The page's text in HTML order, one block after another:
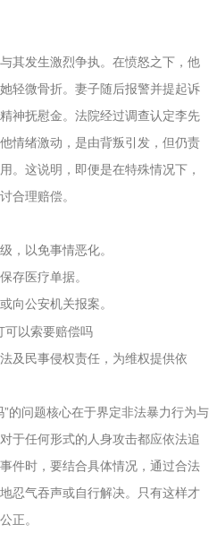
其发生激烈争执。在愤怒之下，他
轻微骨折。妻子随后报警并提起诉
神抚慰金。法院经过调查认定李先
情绪激动，是由背叛引发，但仍责
。这说明，即便是在特殊情况下，
合理赔偿。
，以免事情恶化。
存医疗单据。
向公安机关报案。
及民事侵权责任，为维权提供依
的问题核心在于界定非法暴力行为与
于任何形式的人身攻击都应依法追
件时，要结合具体情况，通过合法
忍气吞声或自行解决。只有这样才
正。